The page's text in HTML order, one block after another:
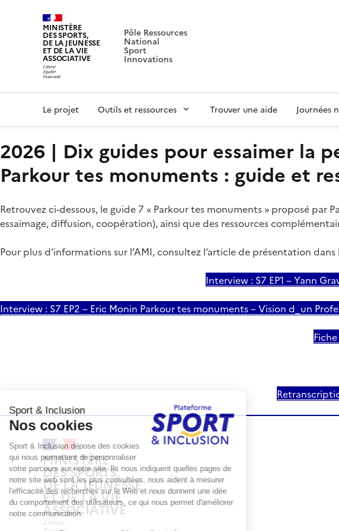
MINISTÈRE
DES SPORTS,
DE LA JEUNESSE
ET DE LA VIE
ASSOCIATIVE
Pôle Ressources
National
Sport
Innovations
Le projet Outils et ressources Trouver une aide Journées
2026 | Dix guides pour essaimer la
Parkour tes monuments : guide et
Retrouvez ci-dessous, le guide 7 « Parkour tes monuments » proposé par
essaimage, diffusion, coopération), ainsi que des ressources
Pour plus d’informations sur l’AMI, consultez l’article de présentation
Interview : S7 EP1 – Yann
Interview : S7 EP2 – Eric Monin Parkour tes monuments – Vision d_un
MINISTÈRE
DES SPORTS,
DE LA JEUNESSE
ET DE LA VIE
ASSOCIATIVE